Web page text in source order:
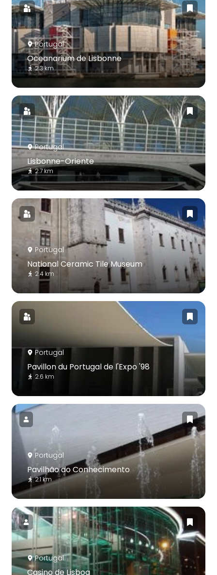
Portugal
Oceanarium de Lisbonne
2.3 km
Portugal
Lisbonne-Oriente
2.7 km
Portugal
National Ceramic Tile Museum
2.4 km
Portugal
Pavillon du Portugal de l'Expo '98
2.6 km
Portugal
Pavilhão do Conhecimento
2.1 km
Portugal
Casino de Lisboa